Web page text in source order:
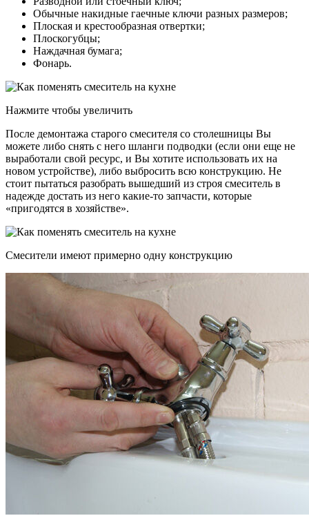
Обычные накидные гаечные ключи разных размеров;
Плоская и крестообразная отвертки;
Плоскогубцы;
Наждачная бумага;
Фонарь.
Нажмите чтобы увеличить
После демонтажа старого смесителя со столешницы Вы
можете либо снять с него шланги подводки (если они еще не
выработали свой ресурс, и Вы хотите использовать их на
новом устройстве), либо выбросить всю конструкцию. Не
стоит пытаться разобрать вышедший из строя смеситель в
надежде достать из него какие-то запчасти, которые
«пригодятся в хозяйстве».
Смесители имеют примерно одну конструкцию